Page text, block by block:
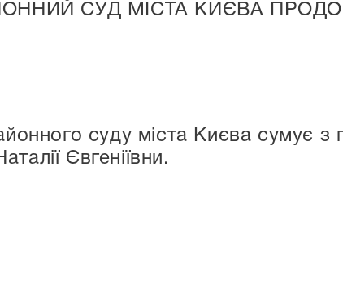
СУД МІСТА КИЄВА
суду міста Києва сумує з
Євгеніївни.